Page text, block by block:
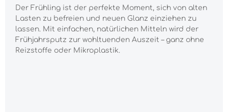
Der Frühling ist der perfekte Moment, sich von alten
Lasten zu befreien und neuen Glanz einziehen zu
lassen. Mit einfachen, natürlichen Mitteln wird der
Frühjahrsputz zur wohltuenden Auszeit – ganz ohne
Reizstoffe oder Mikroplastik.